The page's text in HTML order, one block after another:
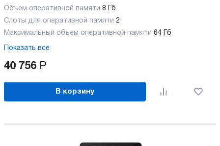
Объем оперативной памяти 8 Гб
Слоты для оперативной памяти 2
Максимальный объем оперативной памяти 64 Гб
Показать все
40 756 Р
В корзину